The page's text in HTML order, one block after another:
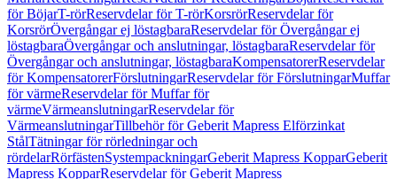
för BöjarT-rörReservdelar för T-rörKorsrörReservdelar för
KorsrörÖvergångar ej löstagbaraReservdelar för Övergångar ej
löstagbaraÖvergångar och anslutningar, löstagbaraReservdelar för
Övergångar och anslutningar, löstagbaraKompensatorerReservdelar
för KompensatorerFörslutningarReservdelar för FörslutningarMuffar
för värmeReservdelar för Muffar för
värmeVärmeanslutningarReservdelar för
VärmeanslutningarTillbehör för Geberit Mapress Elförzinkat
StålTätningar för rörledningar och
rördelarRörfästenSystempackningarGeberit Mapress KopparGeberit
Mapress KopparReservdelar för Geberit Mapress